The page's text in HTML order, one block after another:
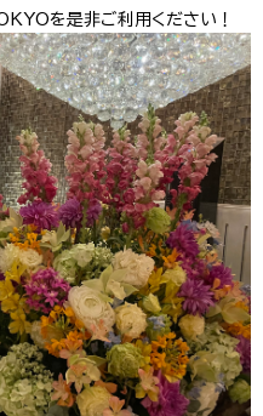
を是非ご利用ください！